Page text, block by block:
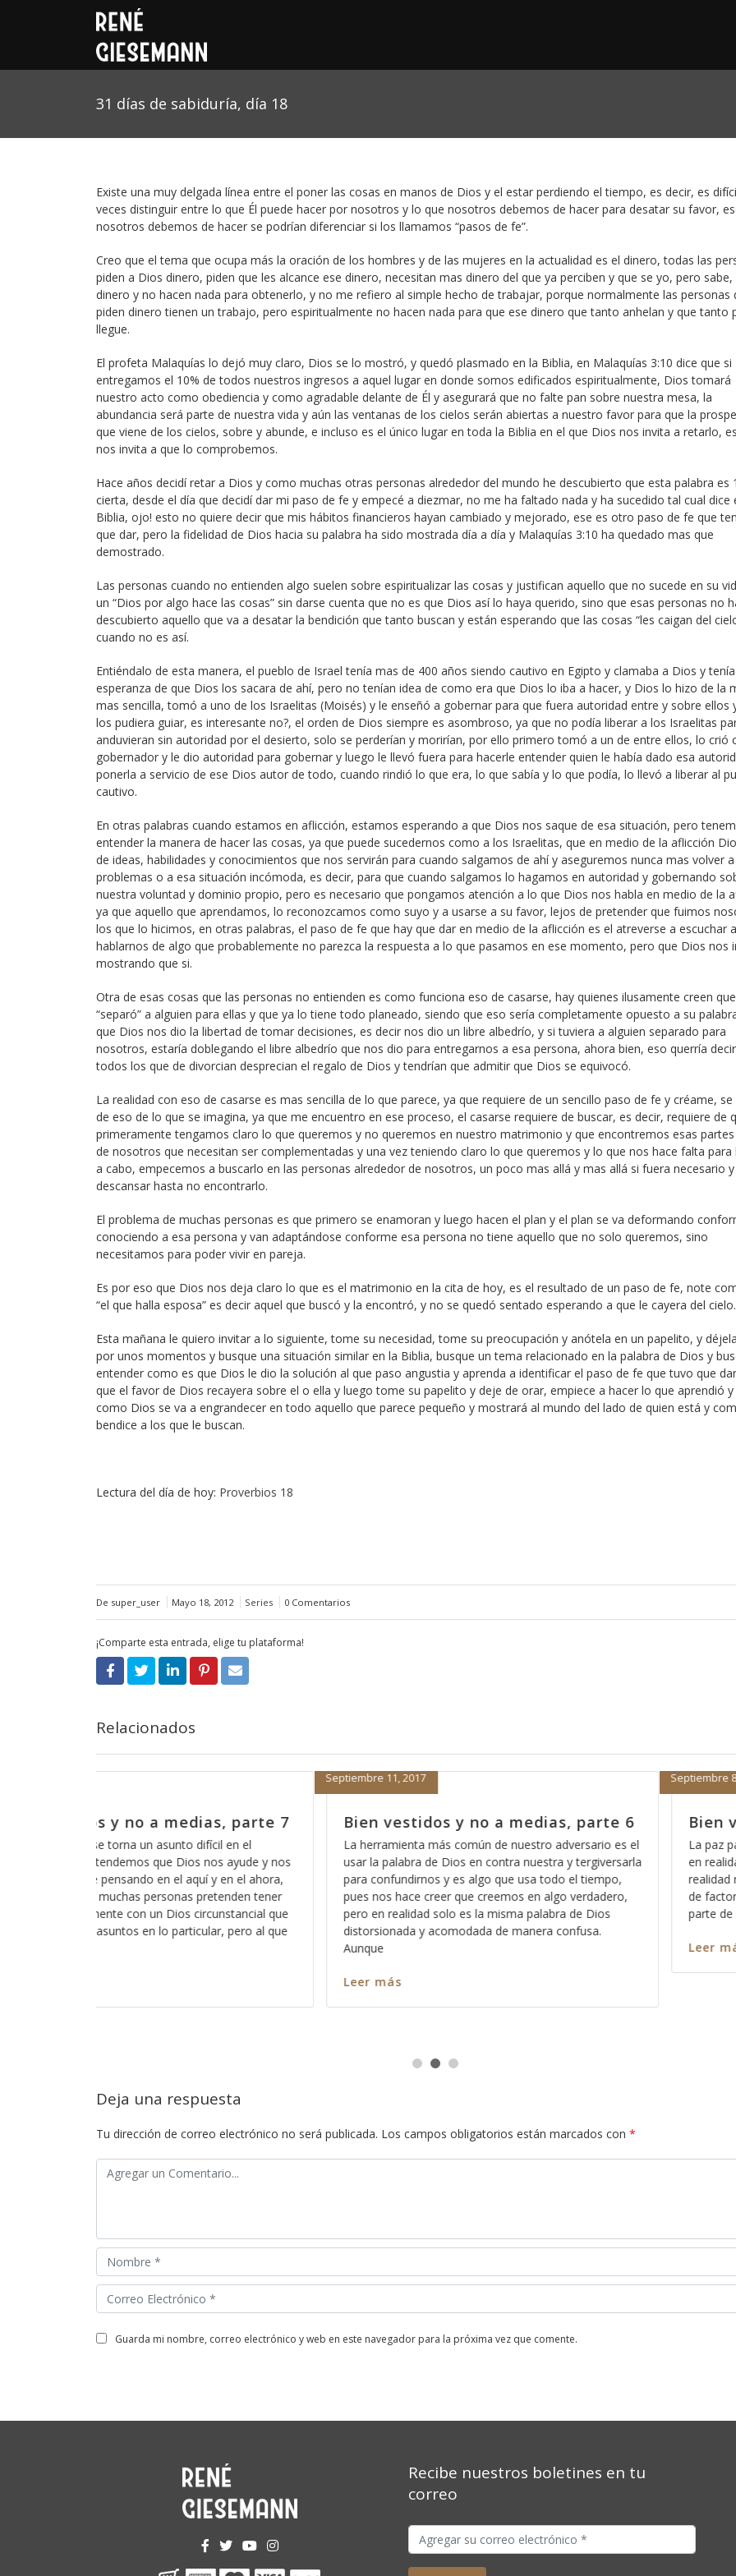
31 días de sabiduría, día 18
Existe una muy delgada línea entre el poner las cosas en manos de Dios y el estar perdiendo el tiempo, es decir, es
veces distinguir entre lo que Él puede hacer por nosotros y lo que nosotros debemos de hacer para desatar su favor,
nosotros debemos de hacer se podrían diferenciar si los llamamos “pasos de fe”.
Creo que el tema que ocupa más la oración de los hombres y de las mujeres en la actualidad es el dinero, todas las
piden a Dios dinero, piden que les alcance ese dinero, necesitan mas dinero del que ya perciben y que se yo, pero sabe,
dinero y no hacen nada para obtenerlo, y no me refiero al simple hecho de trabajar, porque normalmente las personas
piden dinero tienen un trabajo, pero espiritualmente no hacen nada para que ese dinero que tanto anhelan y que tanto
llegue.
El profeta Malaquías lo dejó muy claro, Dios se lo mostró, y quedó plasmado en la Biblia, en Malaquías 3:10 dice que si
entregamos el 10% de todos nuestros ingresos a aquel lugar en donde somos edificados espiritualmente, Dios tomará
nuestro acto como obediencia y como agradable delante de Él y asegurará que no falte pan sobre nuestra mesa, la
abundancia será parte de nuestra vida y aún las ventanas de los cielos serán abiertas a nuestro favor para que la
que viene de los cielos, sobre y abunde, e incluso es el único lugar en toda la Biblia en el que Dios nos invita a retarlo,
nos invita a que lo comprobemos.
Hace años decidí retar a Dios y como muchas otras personas alrededor del mundo he descubierto que esta palabra es
cierta, desde el día que decidí dar mi paso de fe y empecé a diezmar, no me ha faltado nada y ha sucedido tal cual dice
Biblia, ojo! esto no quiere decir que mis hábitos financieros hayan cambiado y mejorado, ese es otro paso de fe que
que dar, pero la fidelidad de Dios hacia su palabra ha sido mostrada día a día y Malaquías 3:10 ha quedado mas que
demostrado.
Las personas cuando no entienden algo suelen sobre espiritualizar las cosas y justifican aquello que no sucede en su
un “Dios por algo hace las cosas” sin darse cuenta que no es que Dios así lo haya querido, sino que esas personas no
descubierto aquello que va a desatar la bendición que tanto buscan y están esperando que las cosas “les caigan del
cuando no es así.
Entiéndalo de esta manera, el pueblo de Israel tenía mas de 400 años siendo cautivo en Egipto y clamaba a Dios y
esperanza de que Dios los sacara de ahí, pero no tenían idea de como era que Dios lo iba a hacer, y Dios lo hizo de la
mas sencilla, tomó a uno de los Israelitas (Moisés) y le enseñó a gobernar para que fuera autoridad entre y sobre ellos
los pudiera guiar, es interesante no?, el orden de Dios siempre es asombroso, ya que no podía liberar a los Israelitas
anduvieran sin autoridad por el desierto, solo se perderían y morirían, por ello primero tomó a un de entre ellos, lo crió
gobernador y le dio autoridad para gobernar y luego le llevó fuera para hacerle entender quien le había dado esa
ponerla a servicio de ese Dios autor de todo, cuando rindió lo que era, lo que sabía y lo que podía, lo llevó a liberar al
cautivo.
En otras palabras cuando estamos en aflicción, estamos esperando a que Dios nos saque de esa situación, pero
entender la manera de hacer las cosas, ya que puede sucedernos como a los Israelitas, que en medio de la aflicción
de ideas, habilidades y conocimientos que nos servirán para cuando salgamos de ahí y aseguremos nunca mas volver
problemas o a esa situación incómoda, es decir, para que cuando salgamos lo hagamos en autoridad y gobernando
nuestra voluntad y dominio propio, pero es necesario que pongamos atención a lo que Dios nos habla en medio de la
ya que aquello que aprendamos, lo reconozcamos como suyo y a usarse a su favor, lejos de pretender que fuimos
los que lo hicimos, en otras palabras, el paso de fe que hay que dar en medio de la aflicción es el atreverse a escuchar
hablarnos de algo que probablemente no parezca la respuesta a lo que pasamos en ese momento, pero que Dios nos
mostrando que si.
Otra de esas cosas que las personas no entienden es como funciona eso de casarse, hay quienes ilusamente creen
“separó” a alguien para ellas y que ya lo tiene todo planeado, siendo que eso sería completamente opuesto a su
que Dios nos dio la libertad de tomar decisiones, es decir nos dio un libre albedrío, y si tuviera a alguien separado para
nosotros, estaría doblegando el libre albedrío que nos dio para entregarnos a esa persona, ahora bien, eso querría
todos los que de divorcian desprecian el regalo de Dios y tendrían que admitir que Dios se equivocó.
La realidad con eso de casarse es mas sencilla de lo que parece, ya que requiere de un sencillo paso de fe y créame, se
de eso de lo que se imagina, ya que me encuentro en ese proceso, el casarse requiere de buscar, es decir, requiere de
primeramente tengamos claro lo que queremos y no queremos en nuestro matrimonio y que encontremos esas
de nosotros que necesitan ser complementadas y una vez teniendo claro lo que queremos y lo que nos hace falta para
a cabo, empecemos a buscarlo en las personas alrededor de nosotros, un poco mas allá y mas allá si fuera necesario
descansar hasta no encontrarlo.
El problema de muchas personas es que primero se enamoran y luego hacen el plan y el plan se va deformando
conociendo a esa persona y van adaptándose conforme esa persona no tiene aquello que no solo queremos, sino
necesitamos para poder vivir en pareja.
Es por eso que Dios nos deja claro lo que es el matrimonio en la cita de hoy, es el resultado de un paso de fe, note
“el que halla esposa” es decir aquel que buscó y la encontró, y no se quedó sentado esperando a que le cayera del cielo.
Esta mañana le quiero invitar a lo siguiente, tome su necesidad, tome su preocupación y anótela en un papelito, y
por unos momentos y busque una situación similar en la Biblia, busque un tema relacionado en la palabra de Dios y
entender como es que Dios le dio la solución al que paso angustia y aprenda a identificar el paso de fe que tuvo que
que el favor de Dios recayera sobre el o ella y luego tome su papelito y deje de orar, empiece a hacer lo que aprendió y
como Dios se va a engrandecer en todo aquello que parece pequeño y mostrará al mundo del lado de quien está y
bendice a los que le buscan.
Lectura del día de hoy: Proverbios 18
De super_user Mayo 18, 2012 Series 0 Comentarios
¡Comparte esta entrada, elige tu plataforma!
Relacionados
Bien vestidos y no a medias, parte 6
La herramienta más común de nuestro adversario es el
usar la palabra de Dios en contra nuestra y tergiversarla
para confundirnos y es algo que usa todo el tiempo,
pues nos hace creer que creemos en algo verdadero,
pero en realidad solo es la misma palabra de Dios
distorsionada y acomodada de manera confusa.
Bien vestidos y no a medias,
La paz para muchos es la ausencia de problemas,
en realidad eso se llama tranquilidad y es algo que
realidad no tiene que ver con la fe, pues depende
de factores internos, de acuerdo a lo que sabemos
parte de Dios y de lo que dice la Biblia, la paz no
Deja una respuesta
Tu dirección de correo electrónico no será publicada. Los campos obligatorios están marcados con *
guarda mi nombre, correo electrónico y web en este navegador para la próxima vez que comente.
Recibe nuestros boletines en tu
correo